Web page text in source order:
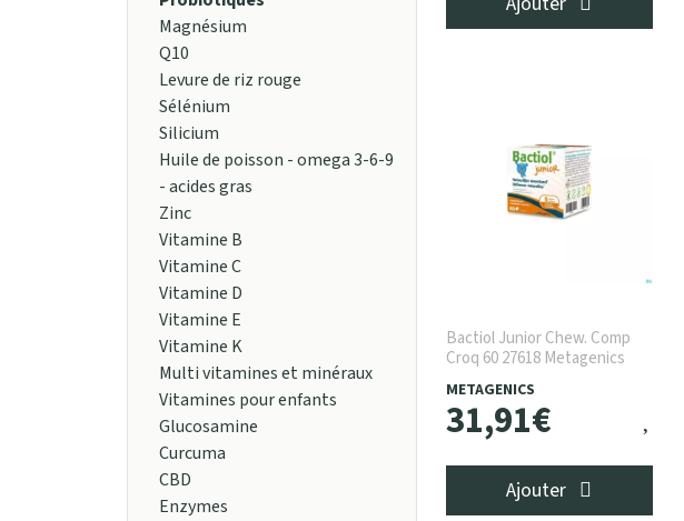
Bactiol Junior Chew. Comp
Croq 60 27618 Metagenics
METAGENICS
31,91€
Ajouter
Magnésium
Q10
Levure de riz rouge
Sélénium
Silicium
Huile de poisson - omega 3-6-9
- acides gras
Zinc
Vitamine B
Vitamine C
Vitamine D
Vitamine E
Vitamine K
Multi vitamines et minéraux
Vitamines pour enfants
Glucosamine
Curcuma
CBD
Enzymes